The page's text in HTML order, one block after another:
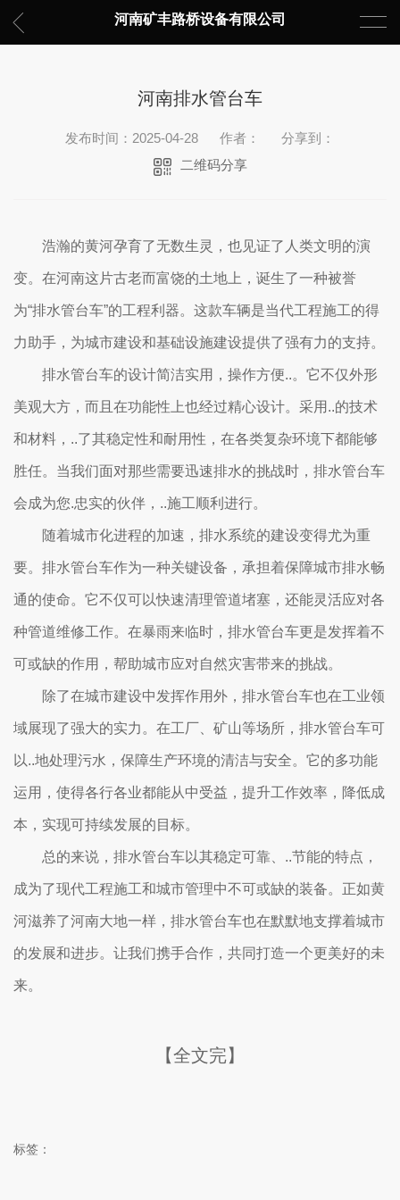
河南矿丰路桥设备有限公司
河南排水管台车
发布时间：2025-04-28 作者：
分享到：
二维码分享
浩瀚的黄河孕育了无数生灵，也见证了人类文明的演
变。在河南这片古老而富饶的土地上，诞生了一种被誉
为“排水管台车”的工程利器。这款车辆是当代工程施工的得
力助手，为城市建设和基础设施建设提供了强有力的支持。
排水管台车的设计简洁实用，操作方便..。它不仅外形
美观大方，而且在功能性上也经过精心设计。采用..的技术
和材料，..了其稳定性和耐用性，在各类复杂环境下都能够
胜任。当我们面对那些需要迅速排水的挑战时，排水管台车
会成为您.忠实的伙伴，..施工顺利进行。
随着城市化进程的加速，排水系统的建设变得尤为重
要。排水管台车作为一种关键设备，承担着保障城市排水畅
通的使命。它不仅可以快速清理管道堵塞，还能灵活应对各
种管道维修工作。在暴雨来临时，排水管台车更是发挥着不
可或缺的作用，帮助城市应对自然灾害带来的挑战。
除了在城市建设中发挥作用外，排水管台车也在工业领
域展现了强大的实力。在工厂、矿山等场所，排水管台车可
以..地处理污水，保障生产环境的清洁与安全。它的多功能
运用，使得各行各业都能从中受益，提升工作效率，降低成
本，实现可持续发展的目标。
总的来说，排水管台车以其稳定可靠、..节能的特点，
成为了现代工程施工和城市管理中不可或缺的装备。正如黄
河滋养了河南大地一样，排水管台车也在默默地支撑着城市
的发展和进步。让我们携手合作，共同打造一个更美好的未
来。
【全文完】
标签：